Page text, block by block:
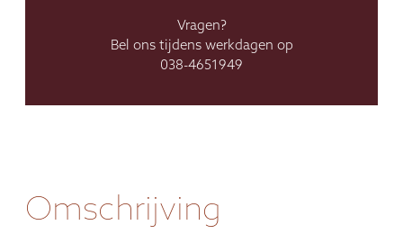
Vragen?
Bel ons tijdens werkdagen op
038-4651949
Omschrijving